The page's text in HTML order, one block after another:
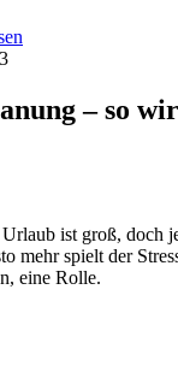
– so
ist groß, doch
mehr spielt der
eine Rolle.